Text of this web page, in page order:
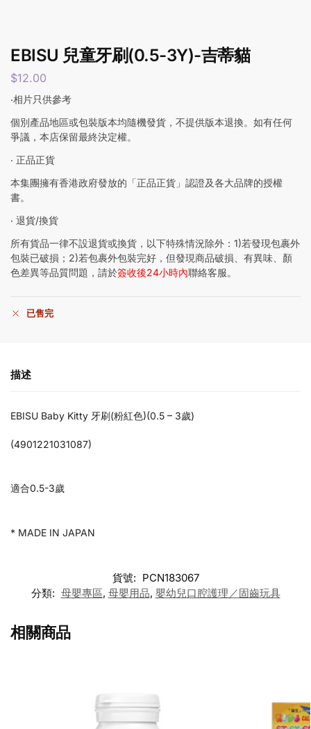
EBISU 兒童牙刷(0.5-3Y)-吉蒂貓
$12.00
‧相片只供參考
個別產品地區或包裝版本均隨機發貨，不提供版本退換。如有任何
爭議，本店保留最終決定權。
‧ 正品正貨
本集團擁有香港政府發放的「正品正貨」認證及各大品牌的授權
書。
‧ 退貨/換貨
所有貨品一律不設退貨或換貨，以下特殊情況除外：1)若發現包裹外
包裝已破損；2)若包裹外包裝完好，但發現商品破損、有異味、顏
色差異等品質問題，請於簽收後24小時內聯絡客服。
已售完
描述
EBISU Baby Kitty 牙刷(粉紅色)(0.5 – 3歲)
(4901221031087)
適合0.5-3歲
* MADE IN JAPAN
貨號: PCN183067
分類: 母嬰專區, 母嬰用品, 嬰幼兒口腔護理／固齒玩具
相關商品